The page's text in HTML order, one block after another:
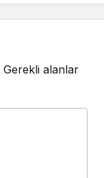
Gerekli alanlar